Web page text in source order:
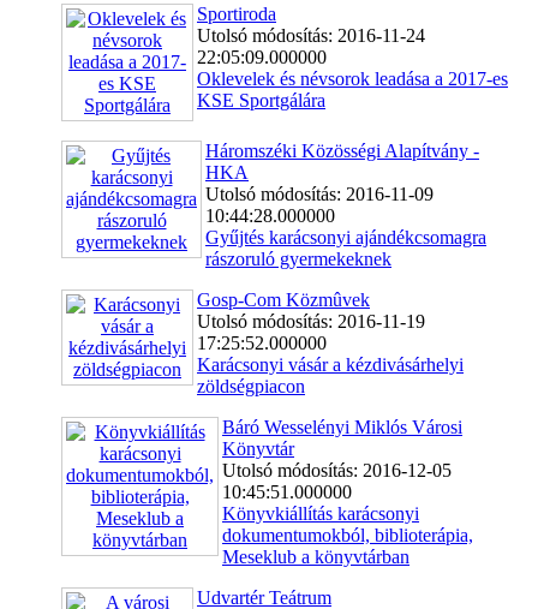
Sportiroda
Utolsó módosítás: 2016-11-24
22:05:09.000000
Oklevelek és névsorok leadása a 2017-es
KSE Sportgálára
Háromszéki Közösségi Alapítvány -
HKA
Utolsó módosítás: 2016-11-09
10:44:28.000000
Gyűjtés karácsonyi ajándékcsomagra
rászoruló gyermekeknek
Gosp-Com Közmûvek
Utolsó módosítás: 2016-11-19
17:25:52.000000
Karácsonyi vásár a kézdivásárhelyi
zöldségpiacon
Báró Wesselényi Miklós Városi
Könyvtár
Utolsó módosítás: 2016-12-05
10:45:51.000000
Könyvkiállítás karácsonyi
dokumentumokból, biblioterápia,
Meseklub a könyvtárban
Udvartér Teátrum